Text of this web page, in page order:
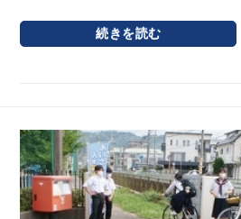
続きを読む